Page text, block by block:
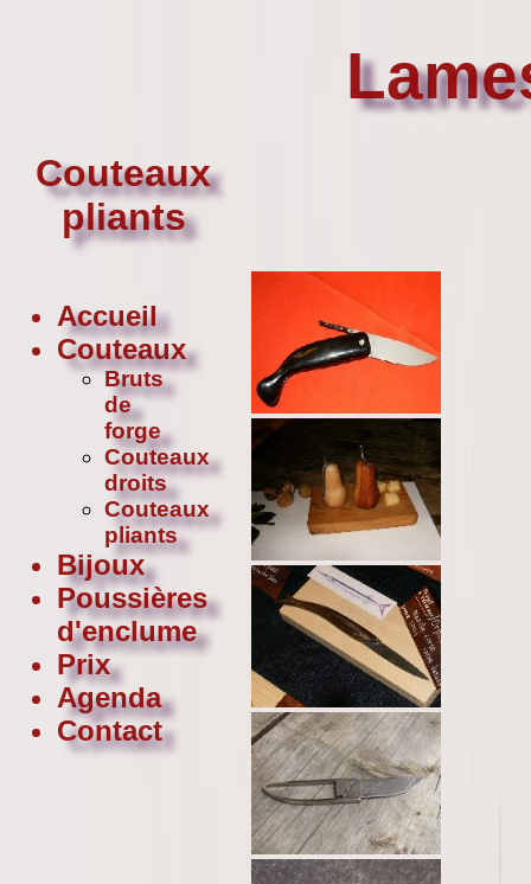
Couteaux
pliants
Accueil
Couteaux
Bruts
de
forge
Couteaux
droits
Couteaux
pliants
Bijoux
Poussières
d'enclume
Prix
Agenda
Contact